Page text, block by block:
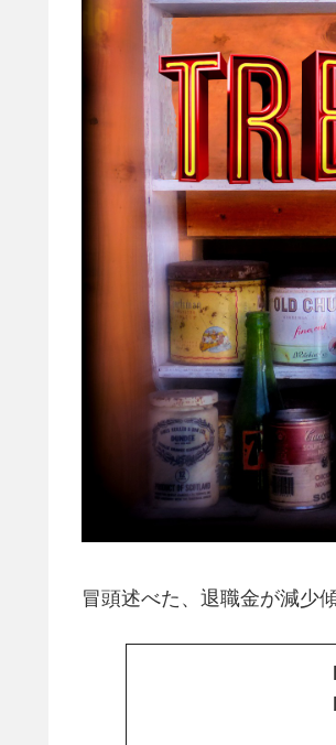
冒頭述べた、退職金が減少